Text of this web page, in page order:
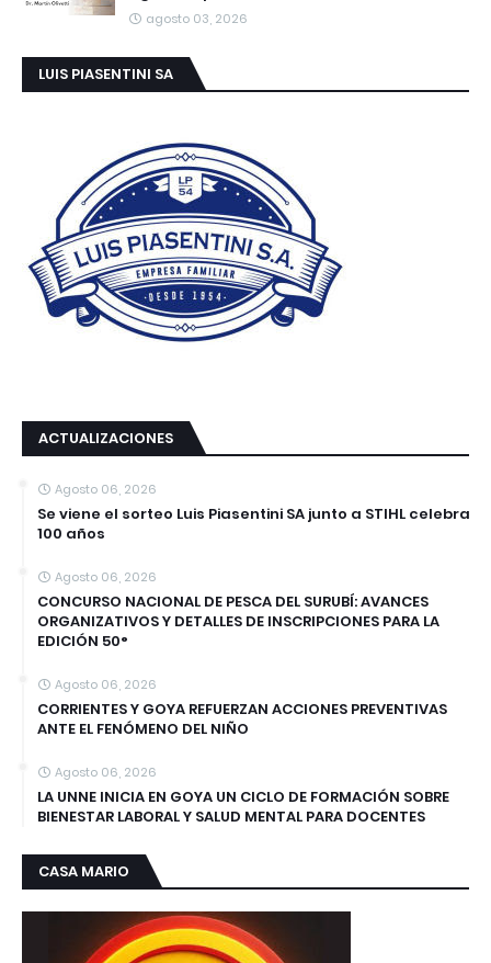
agosto 03, 2026
LUIS PIASENTINI SA
ACTUALIZACIONES
Agosto 06, 2026
Se viene el sorteo Luis Piasentini SA junto a STIHL celebra
100 años
Agosto 06, 2026
CONCURSO NACIONAL DE PESCA DEL SURUBÍ: AVANCES
ORGANIZATIVOS Y DETALLES DE INSCRIPCIONES PARA LA
EDICIÓN 50°
Agosto 06, 2026
CORRIENTES Y GOYA REFUERZAN ACCIONES PREVENTIVAS
ANTE EL FENÓMENO DEL NIÑO
Agosto 06, 2026
LA UNNE INICIA EN GOYA UN CICLO DE FORMACIÓN SOBRE
BIENESTAR LABORAL Y SALUD MENTAL PARA DOCENTES
CASA MARIO